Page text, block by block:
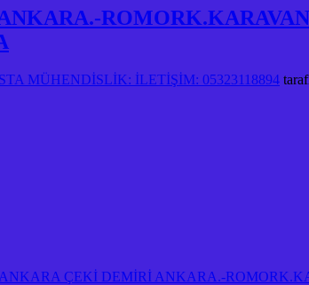
MÜHENDİSLİK: İLETİŞİM: 05323118894
ÇEKİ DEMİRİ ANKARA.-